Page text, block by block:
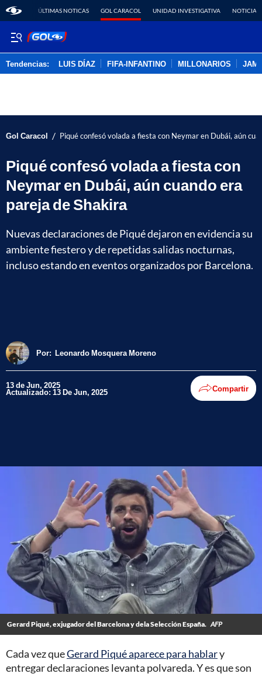
ÚLTIMAS NOTICAS GOL CARACOL UNIDAD INVESTIGATIVA NOTICIAS
Tendencias: LUIS DÍAZ FIFA-INFANTINO MILLONARIOS
Gol Caracol / Piqué confesó volada a fiesta con Neymar en Dubái, aún
Piqué confesó volada a fiesta con
Neymar en Dubái, aún cuando era
pareja de Shakira
Nuevas declaraciones de Piqué dejaron en evidencia su
ambiente fiestero y de repetidas salidas nocturnas,
incluso estando en eventos organizados por Barcelona.
Por: Leonardo Mosquera Moreno
13 de Jun, 2025
Actualizado: 13 De Jun, 2025 Compartir
Gerard Piqué, exjugador del Barcelona y dela Selección España. AFP
Cada vez queGerard Piqué aparece para hablary
entregar declaraciones levanta polvareda. Y es que son